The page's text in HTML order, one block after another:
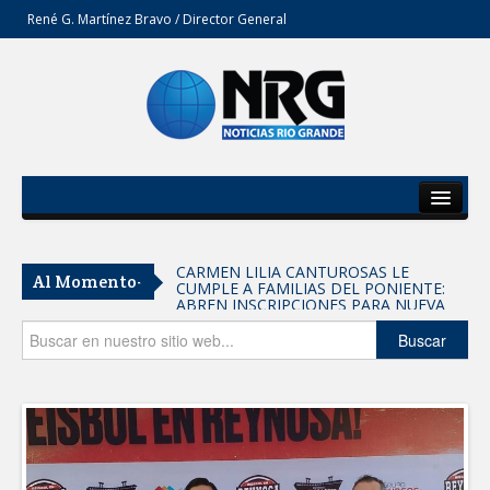
René G. Martínez Bravo / Director General
Del Estado
Secciones
Opinión
Al Momento- CARMEN LILIA CANTUROSAS LE
CUMPLE A FAMILIAS DEL PONIENTE:
ABREN INSCRIPCIONES PARA NUEVA
PRIMARIA EN EL PROGRESO
Entrega SEBIEN paquetes alimentarios
en Tampico
FORTALECE IMJUVE SALUD MENTAL DE
JÓVENES CON TERAPIAS PSICOLÓGICAS
GRATUITAS
Llama Carlos Peña Ortiz a realizar
investigación en tema de la refinería
Buscar